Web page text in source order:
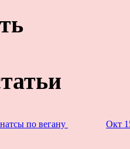
по вегану Окт